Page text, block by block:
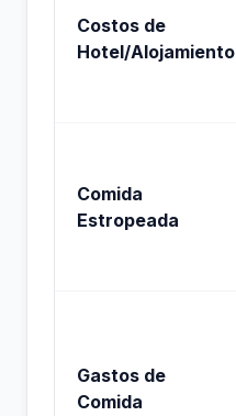
Costos de
Hotel/Alojamiento
Comida
Estropeada
Gastos de
Comida